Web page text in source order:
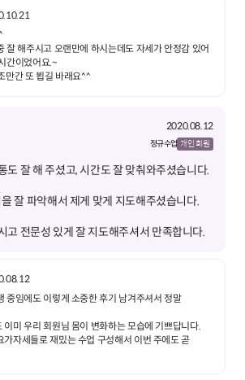
잘 해주시고 오랜만에 하시는데도 자세가 안정감 있어
간이었어요.~
만간 또 뵙길 바래요^^
2020.08.12
정규 수업 개인 회원
고 전문성 있게 잘 지도해주셔서 만족합니다.
중임에도 이렇게 소중한 후기 남겨주셔서 정말
이미 우리 회원님 몸이 변화하는 모습에 기쁘답니다.
가자세들로 재밌는 수업 구성해서 이번 주에도 곧